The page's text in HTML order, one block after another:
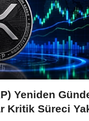
Yeniden
Kritik Süreci